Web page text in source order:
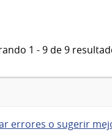
1 - 9 de 9
errores o sugerir